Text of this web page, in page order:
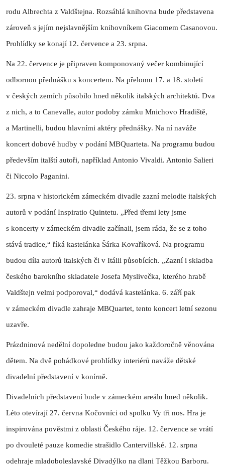
rodu Albrechta z Valdštejna. Rozsáhlá knihovna bude představena
zároveň s jejím nejslavnějším knihovníkem Giacomem Casanovou.
Prohlídky se konají 12. července a 23. srpna.
Na 22. července je připraven komponovaný večer kombinující
odbornou přednášku s koncertem. Na přelomu 17. a 18. století
v českých zemích působilo hned několik italských architektů. Dva
z nich, a to Canevalle, autor podoby zámku Mnichovo Hradiště,
a Martinelli, budou hlavními aktéry přednášky. Na ní naváže
koncert dobové hudby v podání MBQuarteta. Na programu budou
především italští autoři, například Antonio Vivaldi. Antonio Salieri
či Niccolo Paganini.
23. srpna v historickém zámeckém divadle zazní melodie italských
autorů v podání Inspiratio Quintetu. „Před třemi lety jsme
s koncerty v zámeckém divadle začínali, jsem ráda, že se z toho
stává tradice,“ říká kastelánka Šárka Kovaříková. Na programu
budou díla autorů italských či v Itálii působících. „Zazní i skladba
českého barokního skladatele Josefa Myslivečka, kterého hrabě
Valdštejn velmi podporoval,“ dodává kastelánka. 6. září pak
v zámeckém divadle zahraje MBQuartet, tento koncert letní sezonu
uzavře.
Prázdninová nedělní dopoledne budou jako každoročně věnována
dětem. Na dvě pohádkové prohlídky interiérů naváže dětské
divadelní představení v konírně.
Divadelních představení bude v zámeckém areálu hned několik.
Léto otevírají 27. června Kočovníci od spolku Vy tři nos. Hra je
inspirována pověstmi z oblasti Českého ráje. 12. července se vrátí
po dvouleté pauze komedie strašidlo Cantervillské. 12. srpna
odehraje mladoboleslavské Divadýlko na dlani Těžkou Barboru.